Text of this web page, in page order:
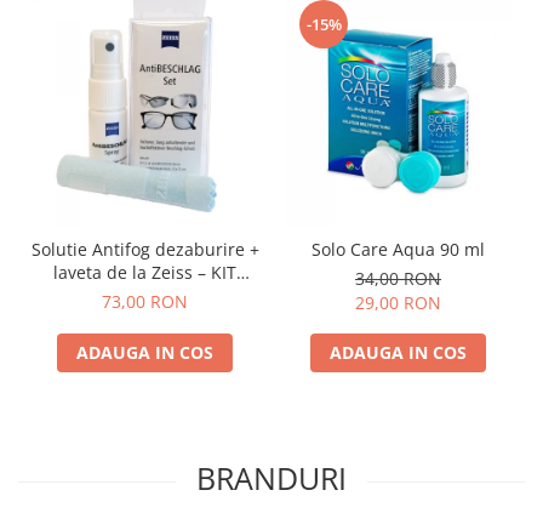
Solutie Antifog dezaburire +
laveta de la Zeiss – KIT
COMPLET
73,00 RON
ADAUGA IN COS
-15%
Solo Care Aqua 90 ml
34,00 RON
29,00 RON
ADAUGA IN COS
BRANDURI